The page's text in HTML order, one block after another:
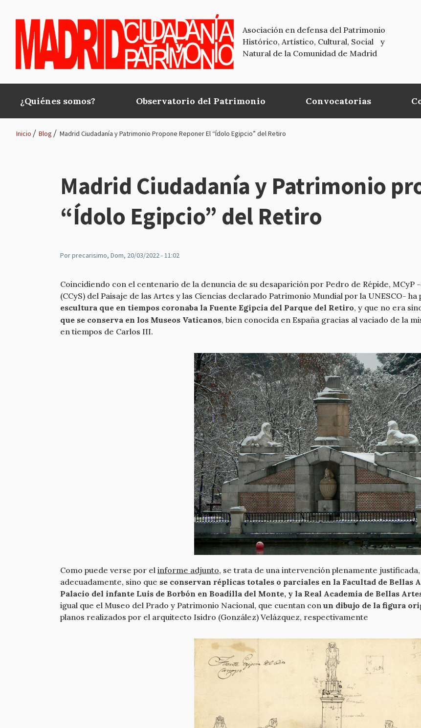
Asociación en defensa del Patrimonio
Histórico, Artístico, Cultural, Social y
Natural de la Comunidad de Madrid
Main
navigation
¿Quiénes somos? Observatorio del Patrimonio Convocatorias
navegación
Inicio Blog Madrid Ciudadanía y Patrimonio Propone Reponer El “Ídolo Egipcio” del Retiro
Madrid Ciudadanía y Patrimonio
“Ídolo Egipcio” del Retiro
Porprecarisimo, Dom, 20/03/2022 - 11:02
Coincidiendo con el centenario de la denuncia de su desaparición por Pedro de Répide,
(CCyS) del Paisaje de las Artes y las Ciencias declarado Patrimonio Mundial por la UNESCO-
escultura que en tiempos coronaba la Fuente Egipcia del Parque del Retiro, y que no era
que se conserva en los Museos Vaticanos, bien conocida en España gracias al vaciado de la
en tiempos de Carlos III.
Como puede verse por el informe adjunto, se trata de una intervención plenamente
adecuadamente, sino que se conservan réplicas totales o parciales en la Facultad de Bellas
Palacio del infante Luis de Borbón en Boadilla del Monte, y la Real Academia de Bellas
igual que el Museo del Prado y Patrimonio Nacional, que cuentan con un dibujo de la figura
planos realizados por el arquitecto Isidro (González) Velázquez, respectivamente